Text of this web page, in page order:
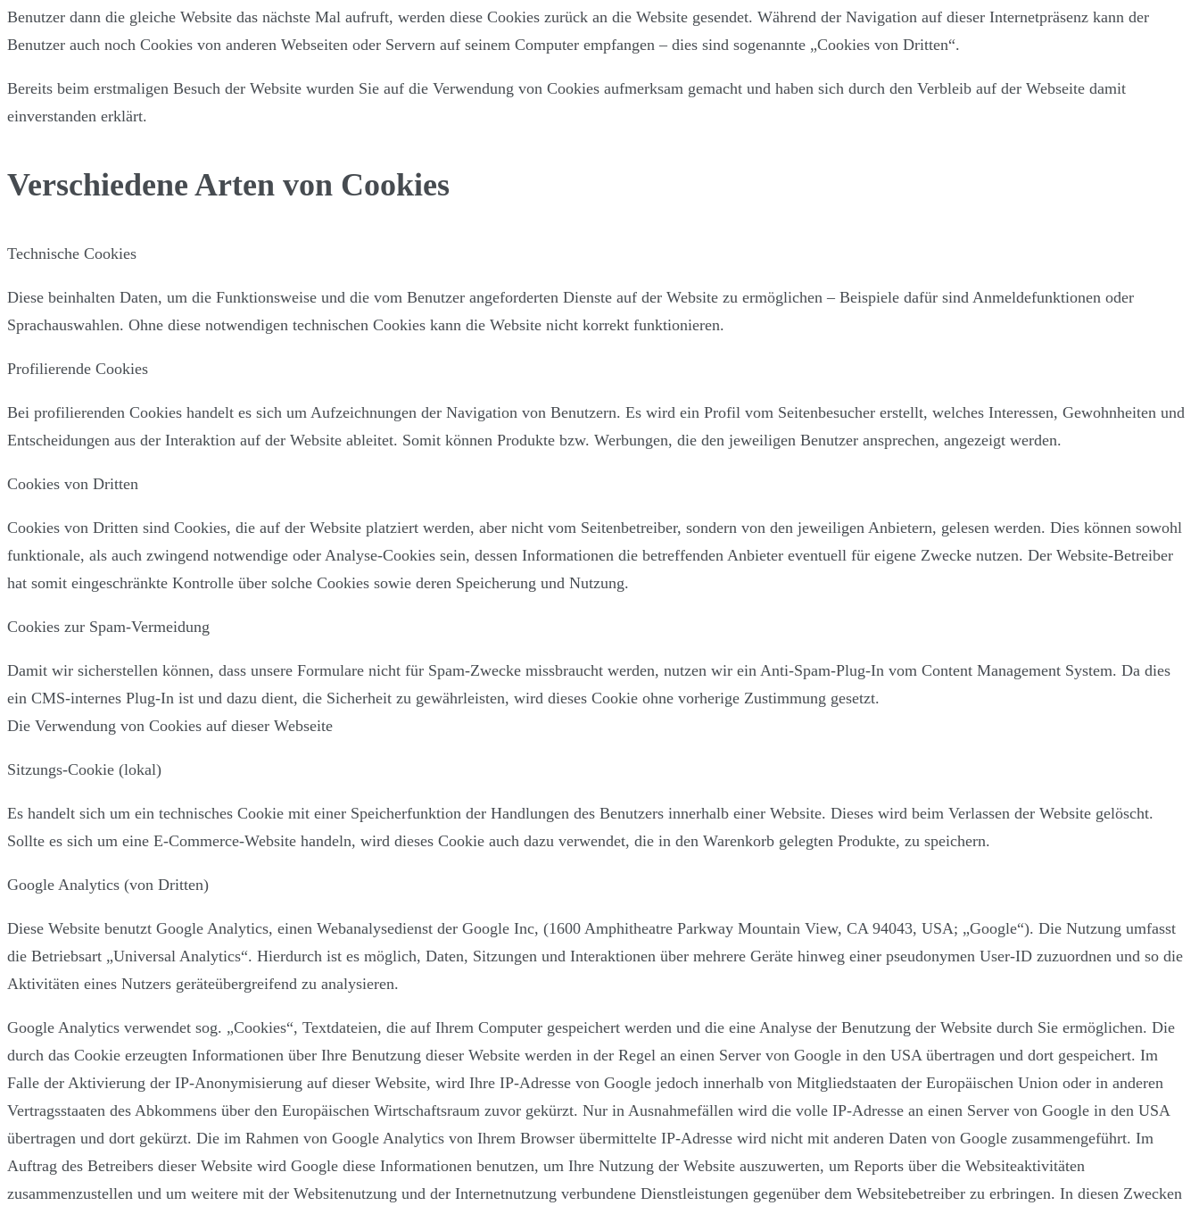
Benutzer dann die gleiche Website das nächste Mal aufruft, werden diese Cookies zurück an die Website gesendet. Während der Navigation auf dieser Internetpräsenz kann der
Benutzer auch noch Cookies von anderen Webseiten oder Servern auf seinem Computer empfangen – dies sind sogenannte „Cookies von Dritten“.
Bereits beim erstmaligen Besuch der Website wurden Sie auf die Verwendung von Cookies aufmerksam gemacht und haben sich durch den Verbleib auf der Webseite damit
einverstanden erklärt.
Verschiedene Arten von Cookies
Technische Cookies
Diese beinhalten Daten, um die Funktionsweise und die vom Benutzer angeforderten Dienste auf der Website zu ermöglichen – Beispiele dafür sind Anmeldefunktionen oder
Sprachauswahlen. Ohne diese notwendigen technischen Cookies kann die Website nicht korrekt funktionieren.
Profilierende Cookies
Bei profilierenden Cookies handelt es sich um Aufzeichnungen der Navigation von Benutzern. Es wird ein Profil vom Seitenbesucher erstellt, welches Interessen, Gewohnheiten und
Entscheidungen aus der Interaktion auf der Website ableitet. Somit können Produkte bzw. Werbungen, die den jeweiligen Benutzer ansprechen, angezeigt werden.
Cookies von Dritten
Cookies von Dritten sind Cookies, die auf der Website platziert werden, aber nicht vom Seitenbetreiber, sondern von den jeweiligen Anbietern, gelesen werden. Dies können sowohl
funktionale, als auch zwingend notwendige oder Analyse-Cookies sein, dessen Informationen die betreffenden Anbieter eventuell für eigene Zwecke nutzen. Der Website-Betreiber
hat somit eingeschränkte Kontrolle über solche Cookies sowie deren Speicherung und Nutzung.
Cookies zur Spam-Vermeidung
Damit wir sicherstellen können, dass unsere Formulare nicht für Spam-Zwecke missbraucht werden, nutzen wir ein Anti-Spam-Plug-In vom Content Management System. Da dies
ein CMS-internes Plug-In ist und dazu dient, die Sicherheit zu gewährleisten, wird dieses Cookie ohne vorherige Zustimmung gesetzt.
Die Verwendung von Cookies auf dieser Webseite
Sitzungs-Cookie (lokal)
Es handelt sich um ein technisches Cookie mit einer Speicherfunktion der Handlungen des Benutzers innerhalb einer Website. Dieses wird beim Verlassen der Website gelöscht.
Sollte es sich um eine E-Commerce-Website handeln, wird dieses Cookie auch dazu verwendet, die in den Warenkorb gelegten Produkte, zu speichern.
Google Analytics (von Dritten)
Diese Website benutzt Google Analytics, einen Webanalysedienst der Google Inc, (1600 Amphitheatre Parkway Mountain View, CA 94043, USA; „Google“). Die Nutzung umfasst
die Betriebsart „Universal Analytics“. Hierdurch ist es möglich, Daten, Sitzungen und Interaktionen über mehrere Geräte hinweg einer pseudonymen User-ID zuzuordnen und so die
Aktivitäten eines Nutzers geräteübergreifend zu analysieren.
Google Analytics verwendet sog. „Cookies“, Textdateien, die auf Ihrem Computer gespeichert werden und die eine Analyse der Benutzung der Website durch Sie ermöglichen. Die
durch das Cookie erzeugten Informationen über Ihre Benutzung dieser Website werden in der Regel an einen Server von Google in den USA übertragen und dort gespeichert. Im
Falle der Aktivierung der IP-Anonymisierung auf dieser Website, wird Ihre IP-Adresse von Google jedoch innerhalb von Mitgliedstaaten der Europäischen Union oder in anderen
Vertragsstaaten des Abkommens über den Europäischen Wirtschaftsraum zuvor gekürzt. Nur in Ausnahmefällen wird die volle IP-Adresse an einen Server von Google in den USA
übertragen und dort gekürzt. Die im Rahmen von Google Analytics von Ihrem Browser übermittelte IP-Adresse wird nicht mit anderen Daten von Google zusammengeführt. Im
Auftrag des Betreibers dieser Website wird Google diese Informationen benutzen, um Ihre Nutzung der Website auszuwerten, um Reports über die Websiteaktivitäten
zusammenzustellen und um weitere mit der Websitenutzung und der Internetnutzung verbundene Dienstleistungen gegenüber dem Websitebetreiber zu erbringen. In diesen Zwecken